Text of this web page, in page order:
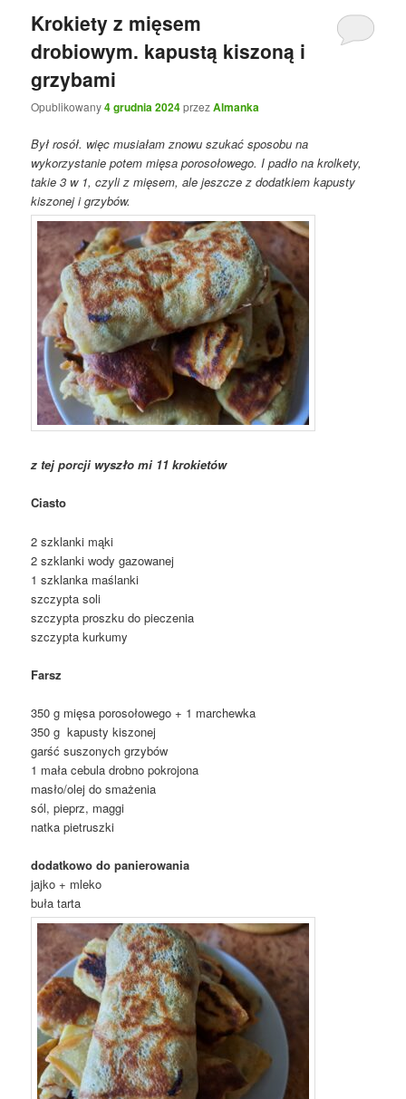
Krokiety z mięsem
drobiowym. kapustą kiszoną i
grzybami
Opublikowany4 grudnia 2024przezAlmanka
Był rosół. więc musiałam znowu szukać sposobu na
wykorzystanie potem mięsa porosołowego. I padło na krolkety,
takie 3 w 1, czyli z mięsem, ale jeszcze z dodatkiem kapusty
kiszonej i grzybów.
z tej porcji wyszło mi 11 krokietów
Ciasto
2 szklanki mąki
2 szklanki wody gazowanej
1 szklanka maślanki
szczypta soli
szczypta proszku do pieczenia
szczypta kurkumy
Farsz
350 g mięsa porosołowego + 1 marchewka
350 g kapusty kiszonej
garść suszonych grzybów
1 mała cebula drobno pokrojona
masło/olej do smażenia
sól, pieprz, maggi
natka pietruszki
dodatkowo do panierowania
jajko + mleko
buła tarta